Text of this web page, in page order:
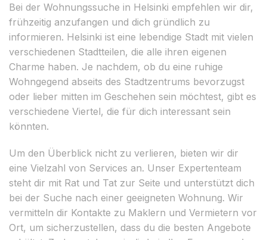
Bei der Wohnungssuche in Helsinki empfehlen wir dir,
frühzeitig anzufangen und dich gründlich zu
informieren. Helsinki ist eine lebendige Stadt mit vielen
verschiedenen Stadtteilen, die alle ihren eigenen
Charme haben. Je nachdem, ob du eine ruhige
Wohngegend abseits des Stadtzentrums bevorzugst
oder lieber mitten im Geschehen sein möchtest, gibt es
verschiedene Viertel, die für dich interessant sein
könnten.
Um den Überblick nicht zu verlieren, bieten wir dir
eine Vielzahl von Services an. Unser Expertenteam
steht dir mit Rat und Tat zur Seite und unterstützt dich
bei der Suche nach einer geeigneten Wohnung. Wir
vermitteln dir Kontakte zu Maklern und Vermietern vor
Ort, um sicherzustellen, dass du die besten Angebote